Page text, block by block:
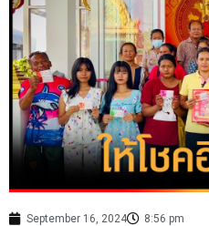
September 16, 2024 8:56 pm